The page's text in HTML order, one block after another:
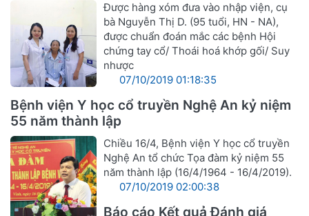
Được hàng xóm đưa vào nhập viện, cụ
bà Nguyễn Thị D. (95 tuổi, HN - NA),
được chuẩn đoán mắc các bệnh Hội
chứng tay cổ/ Thoái hoá khớp gối/ Suy
nhược
07/10/2019 01:18:35
Bệnh viện Y học cổ truyền Nghệ An kỷ niệm
55 năm thành lập
Chiều 16/4, Bệnh viện Y học cổ truyền
Nghệ An tổ chức Tọa đàm kỷ niệm 55
năm thành lập (16/4/1964 - 16/4/2019).
07/10/2019 02:00:38
Báo cáo Kết quả Đánh giá